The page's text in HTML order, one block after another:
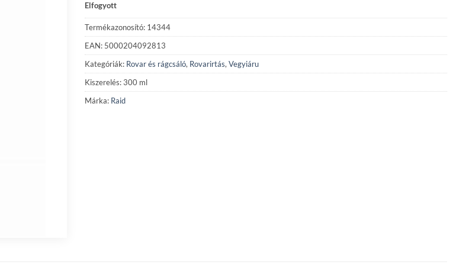
Elfogyott
Termékazonosító: 14344
EAN: 5000204092813
Kategóriák: Rovar és rágcsáló, Rovarirtás, Vegyiáru
Kiszerelés: 300 ml
Márka: Raid